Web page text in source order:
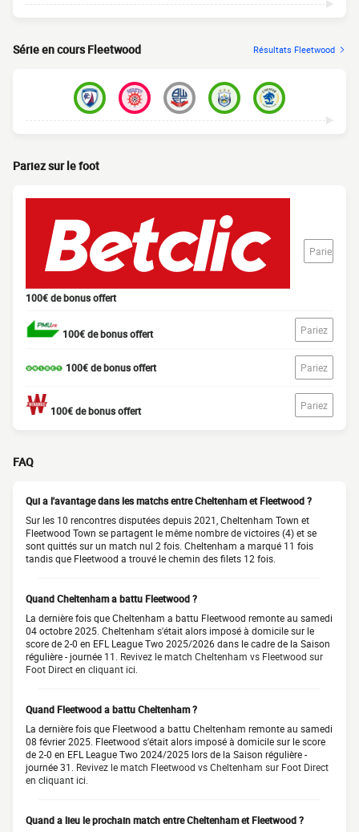
Série en cours Fleetwood Résultats Fleetwood
Pariez sur le foot
100€ de bonus offert
Pariez
100€ de bonus offert Pariez
100€ de bonus offert Pariez
100€ de bonus offert Pariez
FAQ
Qui a l'avantage dans les matchs entre Cheltenham et Fleetwood ?
Sur les 10 rencontres disputées depuis 2021, Cheltenham Town et
Fleetwood Town se partagent le même nombre de victoires (4) et se
sont quittés sur un match nul 2 fois. Cheltenham a marqué 11 fois
tandis que Fleetwood a trouvé le chemin des filets 12 fois.
Quand Cheltenham a battu Fleetwood ?
La dernière fois que Cheltenham a battu Fleetwood remonte au samedi
04 octobre 2025. Cheltenham s'était alors imposé à domicile sur le
score de 2-0 en EFL League Two 2025/2026 dans le cadre de la Saison
régulière - journée 11. Revivez le match Cheltenham vs Fleetwood sur
Foot Direct en cliquant ici.
Quand Fleetwood a battu Cheltenham ?
La dernière fois que Fleetwood a battu Cheltenham remonte au samedi
08 février 2025. Fleetwood s'était alors imposé à domicile sur le score
de 2-0 en EFL League Two 2024/2025 lors de la Saison régulière -
journée 31. Revivez le match Fleetwood vs Cheltenham sur Foot Direct
en cliquant ici.
Quand a lieu le prochain match entre Cheltenham et Fleetwood ?